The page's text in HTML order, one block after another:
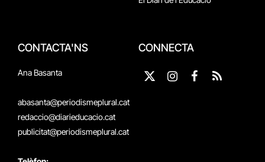
CONTACTA'NS
Ana Basanta
abasanta@periodismeplural.cat
redaccio@diarieducacio.cat
publicitat@periodismeplural.cat
CONNECTA
X
Instagram
Facebook
RSS